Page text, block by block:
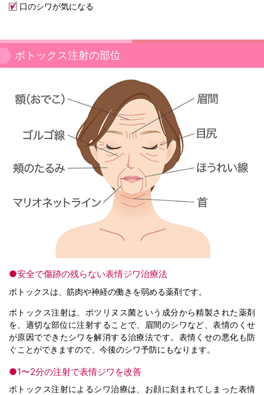
口のシワが気になる
ボトックス注射の部位
●安全で傷跡の残らない表情ジワ治療法
ボトックスは、筋肉や神経の働きを弱める薬剤です。
ボトックス注射は、ボツリヌス菌という成分から精製された薬剤
を、適切な部位に注射することで、眉間のシワなど、表情のくせ
が原因でできたシワを解消する治療法です。表情くせの悪化も防
ぐことができますので、今後のシワ予防にもなります。
●1〜2分の注射で表情ジワを改善
ボトックス注射によるシワ治療は、お顔に刻まれてしまった表情